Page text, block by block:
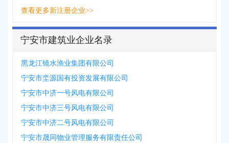
查看更多新注册企业>>
宁安市建筑业企业名录
黑龙江镜水渔业集团有限公司
宁安市坔源国有投资发展有限公司
宁安市中济一号风电有限公司
宁安市中济三号风电有限公司
宁安市中济二号风电有限公司
宁安市晟同物业管理服务有限责任公司